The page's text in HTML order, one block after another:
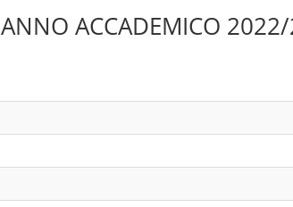
ANNO ACCADEMICO